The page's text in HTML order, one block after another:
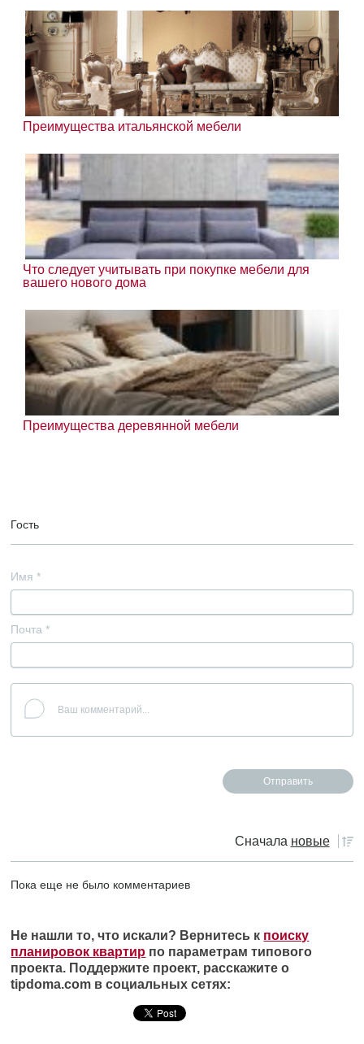
Преимущества итальянской мебели
Что следует учитывать при покупке мебели для
вашего нового дома
Преимущества деревянной мебели
Гость
Имя *
Почта *
Сначала новые
Пока еще не было комментариев
Не нашли то, что искали? Вернитесь к поиску
планировок квартир по параметрам типового
проекта. Поддержите проект, расскажите о
tipdoma.com в социальных сетях: